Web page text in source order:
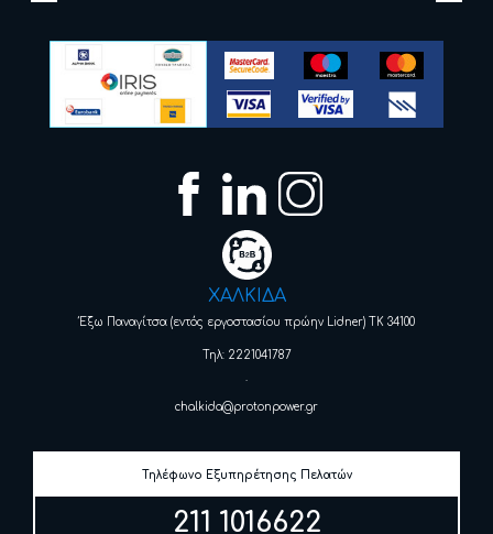
ΧΑΛΚΙΔΑ
Έξω Παναγίτσα (εντός εργοστασίου πρώην Lidner) ΤΚ 34100
Τηλ: 2221041787
chalkida@protonpower.gr
Τηλέφωνο Εξυπηρέτησης Πελατών
211 1016622